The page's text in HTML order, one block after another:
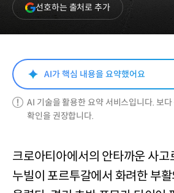
선호하는 출처로 추가(새
창
열림)
AI가 핵심 내용을 요약했어요
AI 기술을 활용한 요약 서비스입니다. 보
확인을 권장합니다.
크로아티아에서의 안타까운 사고
누빌이 포르투갈에서 화려한 부